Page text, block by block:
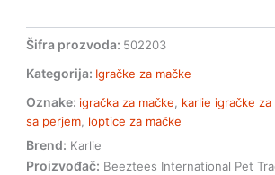
Šifra prozvoda: 502203
Kategorija: Igračke za mačke
Oznake: igračka za mačke karlie igračke za
sa perjem loptice za mačke
Brend: Karlie
Proizvođač: Beeztees International Pet